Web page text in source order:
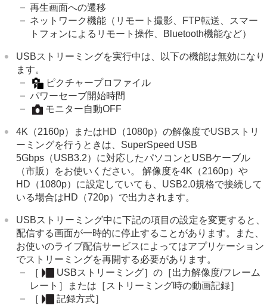
再生画面への遷移
ネットワーク機能（リモート撮影、FTP転送、スマー
トフォンによるリモート操作、Bluetooth機能など）
USBストリーミングを実行中は、以下の機能は無効になり
ます。
ピクチャープロファイル
パワーセーブ開始時間
モニター自動OFF
4K（2160p）またはHD（1080p）の解像度でUSBストリ
ーミングを行うときは、SuperSpeed USB
5Gbps（USB3.2）に対応したパソコンとUSBケーブル
（市販）をお使いください。 解像度を4K（2160p）や
HD（1080p）に設定していても、USB2.0規格で接続して
いる場合はHD（720p）で出力されます。
USBストリーミング中に下記の項目の設定を変更すると、
配信する画面が一時的に停止することがあります。また、
お使いのライブ配信サービスによってはアプリケーション
でストリーミングを再開する必要があります。
［
USBストリーミング］の ［出力解像度/フレーム
レート］
または ［ストリーミング時の動画記録］
［
記録方式］